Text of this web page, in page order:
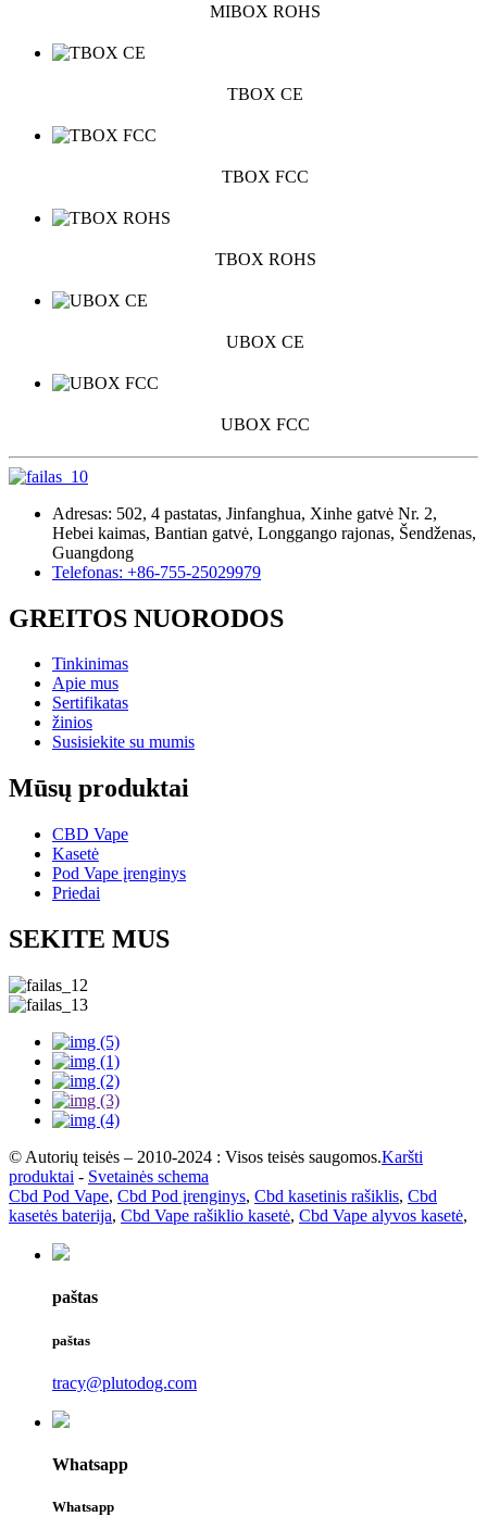
MIBOX ROHS
TBOX CE
TBOX FCC
TBOX ROHS
UBOX CE
UBOX FCC
Adresas: 502, 4 pastatas, Jinfanghua, Xinhe gatvė Nr. 2,
Hebei kaimas, Bantian gatvė, Longgango rajonas, Šendženas,
Guangdong
Telefonas: +86-755-25029979
GREITOS NUORODOS
Tinkinimas
Apie mus
Sertifikatas
žinios
Susisiekite su mumis
Mūsų produktai
CBD Vape
Kasetė
Pod Vape įrenginys
Priedai
SEKITE MUS
© Autorių teisės – 2010-2024 : Visos teisės saugomos.Karšti
produktai - Svetainės schema
Cbd Pod Vape, Cbd Pod įrenginys, Cbd kasetinis rašiklis, Cbd
kasetės baterija, Cbd Vape rašiklio kasetė, Cbd Vape alyvos kasetė,
paštas
paštas
tracy@plutodog.com
Whatsapp
Whatsapp